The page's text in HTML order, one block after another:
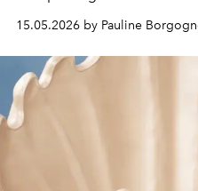
15.05.2026 by Pauline